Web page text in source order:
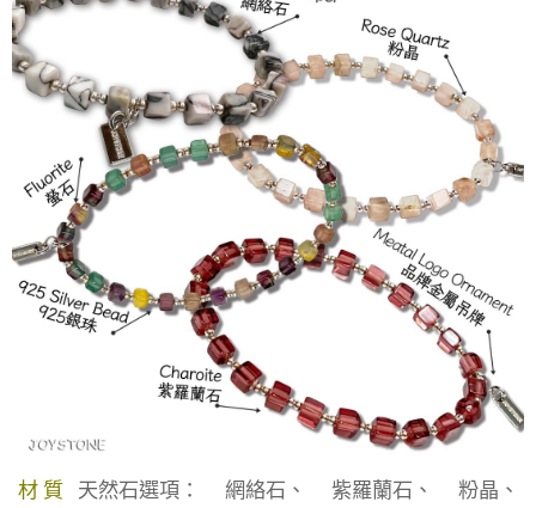
材 質
天然石選項：✅網絡石、✅紫羅蘭石、✅粉晶、